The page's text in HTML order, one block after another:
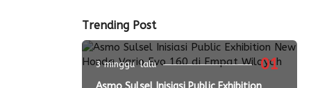
Trending Post
01
3 minggu lalu